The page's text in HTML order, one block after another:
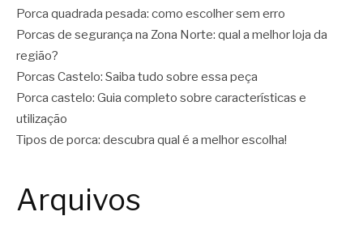
Porca quadrada pesada: como escolher sem erro
Porcas de segurança na Zona Norte: qual a melhor loja da
região?
Porcas Castelo: Saiba tudo sobre essa peça
Porca castelo: Guia completo sobre características e
utilização
Tipos de porca: descubra qual é a melhor escolha!
Arquivos